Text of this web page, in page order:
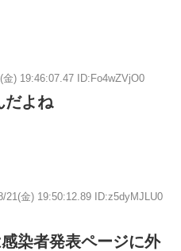
金) 19:46:07.47 ID:Fo4wZVjO0
だよね
21(金) 19:50:12.89 ID:z5dyMJLU0
染者発表ページに外